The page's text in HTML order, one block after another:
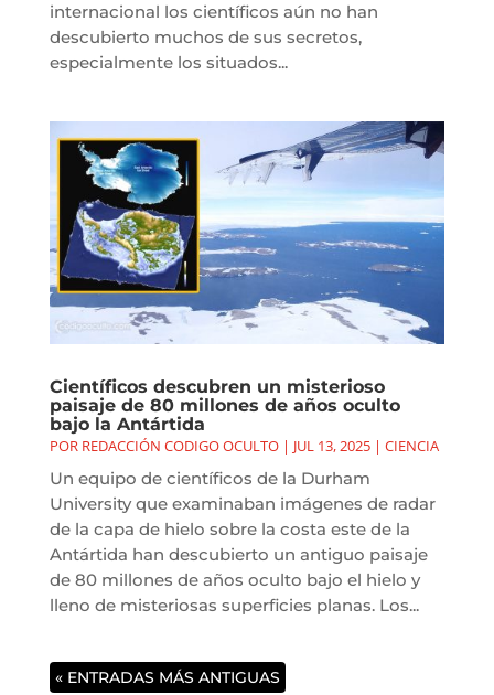
internacional los científicos aún no han
descubierto muchos de sus secretos,
especialmente los situados...
Científicos descubren un misterioso
paisaje de 80 millones de años oculto
bajo la Antártida
POR REDACCIÓN CODIGO OCULTO| JUL 13, 2025| CIENCIA
Un equipo de científicos de la Durham
University que examinaban imágenes de radar
de la capa de hielo sobre la costa este de la
Antártida han descubierto un antiguo paisaje
de 80 millones de años oculto bajo el hielo y
lleno de misteriosas superficies planas. Los...
« ENTRADAS MÁS ANTIGUAS